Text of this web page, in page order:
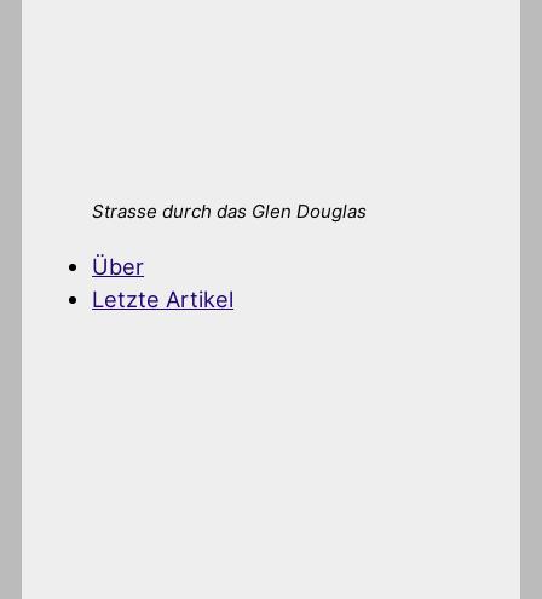
Strasse durch das Glen Douglas
Über
Letzte Artikel